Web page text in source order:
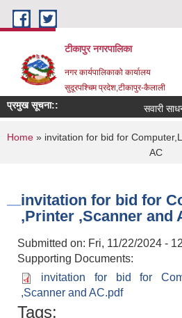
Skip to main content
टीकापुर नगरपालिका
नगर कार्यपालिकाको कार्यालय
सुदूरपश्चिम प्रदेश,टीकापुर-कैलाली
प्रमुख सूचना::
You are here
Home » invitation for bid for
AC
invitation for bid for
,Printer ,Scanner and
Submitted on: Fri, 11/22/2024 -
Supporting Documents:
invitation for bid for
,Scanner and AC.pdf
Tags: